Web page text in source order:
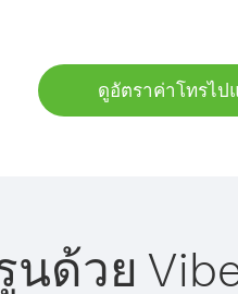
ดูอัตราค่าโทรไป
ด้วย